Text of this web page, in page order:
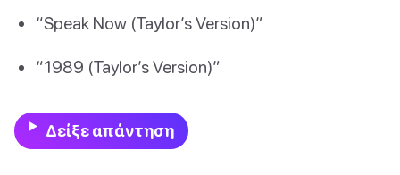
“Speak Now (Taylor’s Version)”
“1989 (Taylor’s Version)”
Δείξε απάντηση